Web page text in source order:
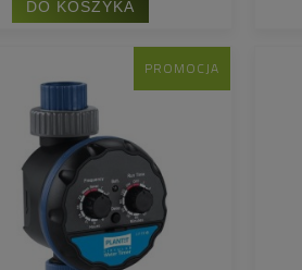
DO KOSZYKA
PROMOCJA